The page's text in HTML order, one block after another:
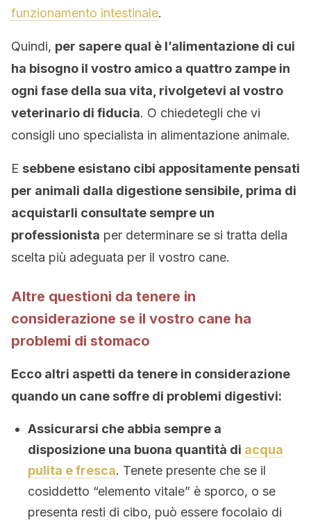
funzionamento intestinale.
Quindi, per sapere qual è l’alimentazione di cui
ha bisogno il vostro amico a quattro zampe in
ogni fase della sua vita, rivolgetevi al vostro
veterinario di fiducia. O chiedetegli che vi
consigli uno specialista in alimentazione animale.
E sebbene esistano cibi appositamente pensati
per animali dalla digestione sensibile, prima di
acquistarli consultate sempre un
professionista per determinare se si tratta della
scelta più adeguata per il vostro cane.
Altre questioni da tenere in
considerazione se il vostro cane ha
problemi di stomaco
Ecco altri aspetti da tenere in considerazione
quando un cane soffre di problemi digestivi:
Assicurarsi che abbia sempre a
disposizione una buona quantità di acqua
pulita e fresca. Tenete presente che se il
cosiddetto “elemento vitale” è sporco, o se
presenta resti di cibo, può essere focolaio di